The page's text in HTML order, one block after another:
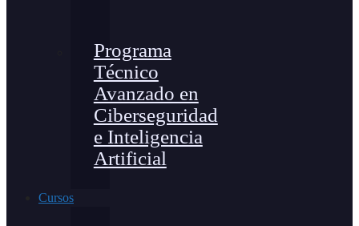
Programa
Técnico
Avanzado en
Ciberseguridad
e Inteligencia
Artificial
Cursos